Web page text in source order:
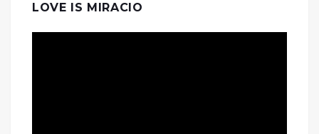
LOVE IS MIRACIO